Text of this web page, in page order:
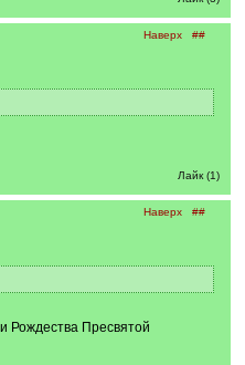
Наверх ##
Лайк (1)
Наверх ##
Рождества Пресвятой